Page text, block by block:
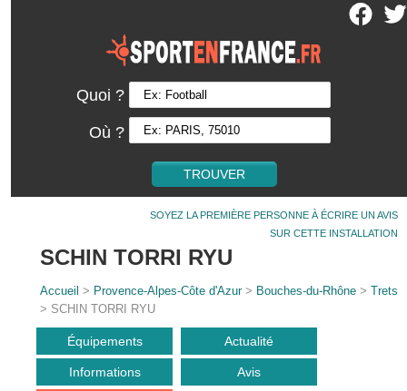
Quoi ?
Où ?
SOYEZ LA PREMIÈRE PERSONNE À ÉCRIRE UN AVIS
SUR CETTE INSTALLATION
SCHIN TORRI RYU
Accueil > Provence-Alpes-Côte d'Azur> Bouches-du-Rhône >Trets
> SCHIN TORRI RYU
Équipements Actualité
Informations Avis